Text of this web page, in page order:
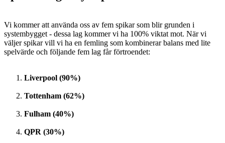
Vi kommer att använda oss av fem spikar som blir grunden i
systembygget - dessa lag kommer vi ha 100% viktat mot. När vi
väljer spikar vill vi ha en femling som kombinerar balans med lite
spelvärde och följande fem lag får förtroendet:
Liverpool (90%)
Tottenham (62%)
Fulham (40%)
QPR (30%)